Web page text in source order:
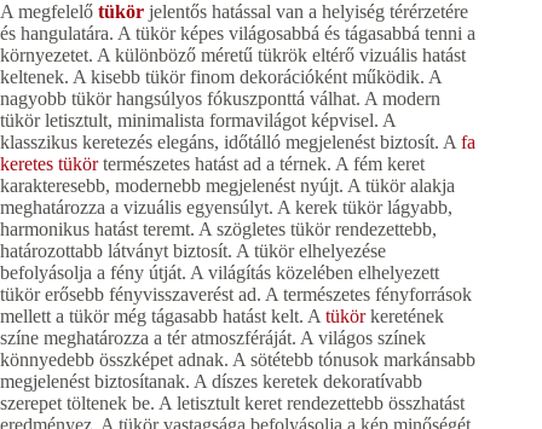
A megfelelő tükör jelentős hatással van a helyiség térérzetére
és hangulatára. A tükör képes világosabbá és tágasabbá tenni a
környezetet. A különböző méretű tükrök eltérő vizuális hatást
keltenek. A kisebb tükör finom dekorációként működik. A
nagyobb tükör hangsúlyos fókuszponttá válhat. A modern
tükör letisztult, minimalista formavilágot képvisel. A
klasszikus keretezés elegáns, időtálló megjelenést biztosít. Afa
keretes tükörtermészetes hatást ad a térnek. A fém keret
karakteresebb, modernebb megjelenést nyújt. A tükör alakja
meghatározza a vizuális egyensúlyt. A kerek tükör lágyabb,
harmonikus hatást teremt. A szögletes tükör rendezettebb,
határozottabb látványt biztosít. A tükör elhelyezése
befolyásolja a fény útját. A világítás közelében elhelyezett
tükör erősebb fényvisszaverést ad. A természetes fényforrások
mellett a tükör még tágasabb hatást kelt. Atükörkeretének
színe meghatározza a tér atmoszféráját. A világos színek
könnyedebb összképet adnak. A sötétebb tónusok markánsabb
megjelenést biztosítanak. A díszes keretek dekoratívabb
szerepet töltenek be. A letisztult keret rendezettebb összhatást